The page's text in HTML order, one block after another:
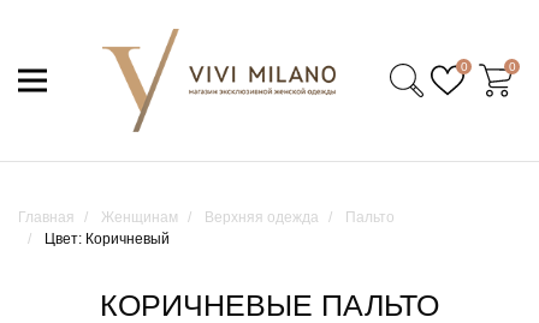
0 0
Главная Женщинам Верхняя одежда
Пальто
Цвет: Коричневый
КОРИЧНЕВЫЕ ПАЛЬТО